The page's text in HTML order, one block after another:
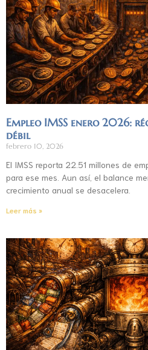
Empleo IMSS enero 2026:
débil
febrero 10, 2026
El IMSS reporta 22.51 millones de
para ese mes. Aun así, el balance
crecimiento anual se desacelera.
Leer más »